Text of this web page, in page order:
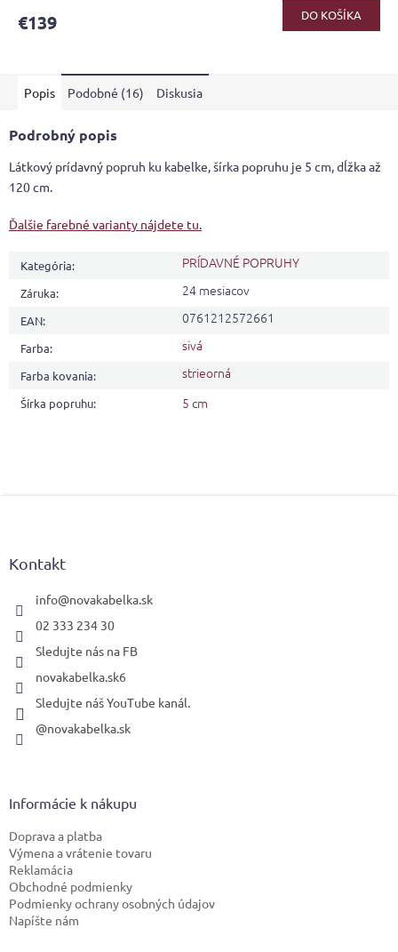
je
hviezdičiek.
€139 DO KOŠÍKA
Popis Podobné (16) Diskusia
Podrobný popis
Látkový prídavný popruh ku kabelke, šírka popruhu je 5 cm, dĺžka až
120 cm.
Ďalšie farebné varianty nájdete tu.
Kategória: PRÍDAVNÉ POPRUHY
Záruka: 24 mesiacov
EAN: 0761212572661
Farba: sivá
Farba kovania: strieorná
Šírka popruhu: 5 cm
Kontakt
info@novakabelka.sk
02 333 234 30
Sledujte nás na FB
novakabelka.sk6
Sledujte náš YouTube kanál.
@novakabelka.sk
Informácie k nákupu
Doprava a platba
Výmena a vrátenie tovaru
Reklamácia
Obchodné podmienky
Podmienky ochrany osobných údajov
Napíšte nám